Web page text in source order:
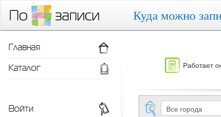
Куда можно
Работает
Главная
Каталог
Войти